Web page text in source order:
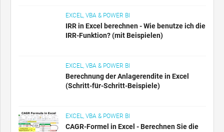
EXCEL, VBA & POWER BI
IRR in Excel berechnen - Wie benutze ich die
IRR-Funktion? (mit Beispielen)
EXCEL, VBA & POWER BI
Berechnung der Anlagerendite in Excel
(Schritt-für-Schritt-Beispiele)
EXCEL, VBA & POWER BI
CAGR-Formel in Excel - Berechnen Sie die